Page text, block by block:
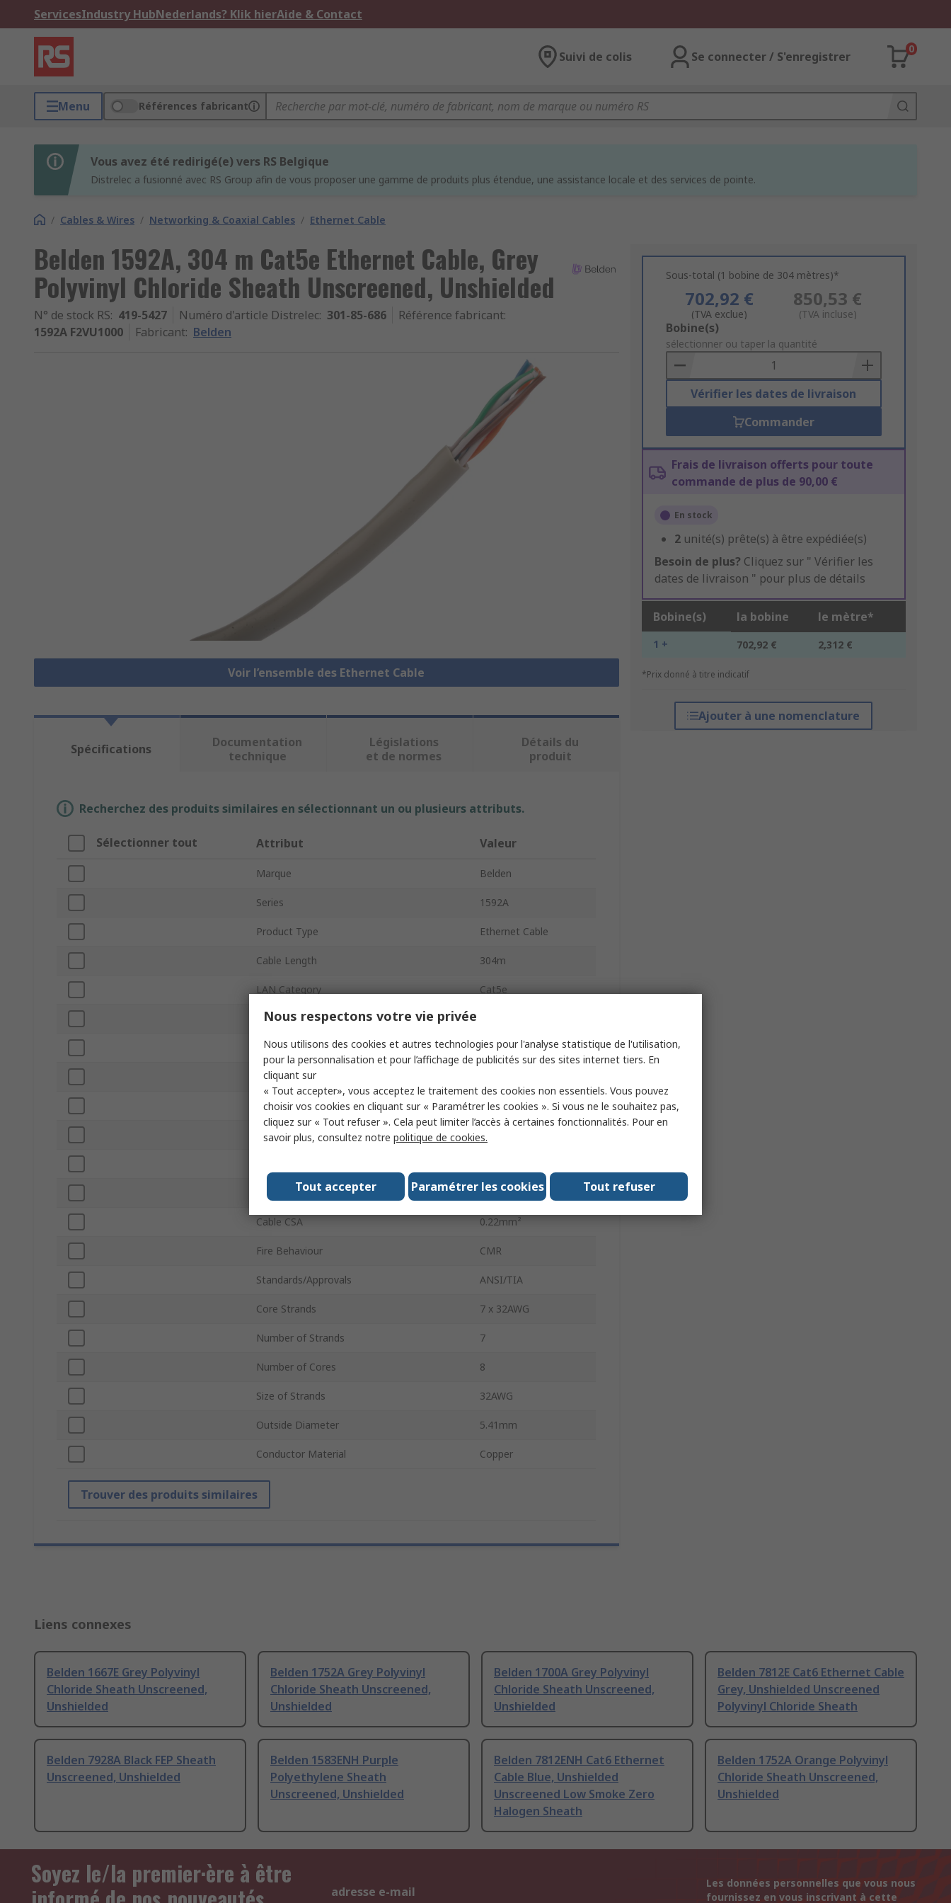
ServicesIndustry HubNederlands? Klik hierAide & Contact
Suivi de colis Se connecter / S'enregistrer
0
Menu Références fabricant
Vous avez été redirigé(e) vers RS Belgique
Distrelec a fusionné avec RS Group afin de vous proposer une gamme de produits plus étendue, une assistance locale et des services de pointe.
/ Cables & Wires / Networking & Coaxial Cables / Ethernet Cable
Belden 1592A, 304 m Cat5e Ethernet Cable, Grey
Polyvinyl Chloride Sheath Unscreened, Unshielded
N° de stock RS: 419-5427 Numéro d'article Distrelec: 301-85-686 Référence fabricant:
1592A F2VU1000
Fabricant: Belden
Voir l’ensemble des Ethernet Cable
Sous-total (1 bobine de 304 mètres)*
702,92 €
(TVA exclue)
850,53 €
(TVA incluse)
Add
to
Basket
Bobine(s)
sélectionner ou taper la quantité
Vérifier les dates de livraison
Commander
Frais de livraison offerts pour toute
commande de plus de 90,00 €
En stock
2 unité(s) prête(s) à être expédiée(s)
Besoin de plus? Cliquez sur " Vérifier les
dates de livraison " pour plus de détails
Bobine(s) la bobine le mètre*
1 + 702,92 € 2,312 €
*Prix donné à titre indicatif
Ajouter à une nomenclature
Spécifications
Documentation
technique
Législations
et de normes
Détails du
produit
Recherchez des produits similaires en sélectionnant un ou plusieurs attributs.
Sélectionner tout Attribut Valeur
Marque Belden
Series 1592A
Product Type Ethernet Cable
Cable Length 304m
LAN Category Cat5e
Shield Type
Screened/Unscreened Unscreened
Conductor Type
Jacket Colour Grey
Jacket Material Polyvinyl Chloride
Maximum Operating Temperature 75°C
Cable CSA 0.22mm²
Fire Behaviour CMR
Standards/Approvals ANSI/TIA
Core Strands 7 x 32AWG
Number of Strands 7
Number of Cores 8
Size of Strands 32AWG
Outside Diameter 5.41mm
Conductor Material Copper
Trouver des produits similaires
Liens connexes
Belden 1667E Grey Polyvinyl
Chloride Sheath Unscreened,
Unshielded
Belden 1752A Grey Polyvinyl
Chloride Sheath Unscreened,
Unshielded
Belden 1700A Grey Polyvinyl
Chloride Sheath Unscreened,
Unshielded
Belden 7812E Cat6 Ethernet Cable
Grey, Unshielded Unscreened
Polyvinyl Chloride Sheath
Belden 7928A Black FEP Sheath
Unscreened, Unshielded
Belden 1583ENH Purple
Polyethylene Sheath
Unscreened, Unshielded
Belden 7812ENH Cat6 Ethernet
Cable Blue, Unshielded
Unscreened Low Smoke Zero
Halogen Sheath
Belden 1752A Orange Polyvinyl
Chloride Sheath Unscreened,
Unshielded
Soyez le/la premier·ère à être
adresse e-mail
Les données personnelles que vous nous
fournissez en vous inscrivant à cette
Nous respectons votre vie privée
Nous utilisons des cookies et autres technologies pour l'analyse statistique de l'utilisation,
pour la personnalisation et pour l’affichage de publicités sur des sites internet tiers. En
cliquant sur
« Tout accepter», vous acceptez le traitement des cookies non essentiels. Vous pouvez
choisir vos cookies en cliquant sur « Paramétrer les cookies ». Si vous ne le souhaitez pas,
cliquez sur « Tout refuser ». Cela peut limiter l’accès à certaines fonctionnalités. Pour en
savoir plus, consultez notre politique de cookies.
Tout accepter Paramétrer les cookies Tout refuser